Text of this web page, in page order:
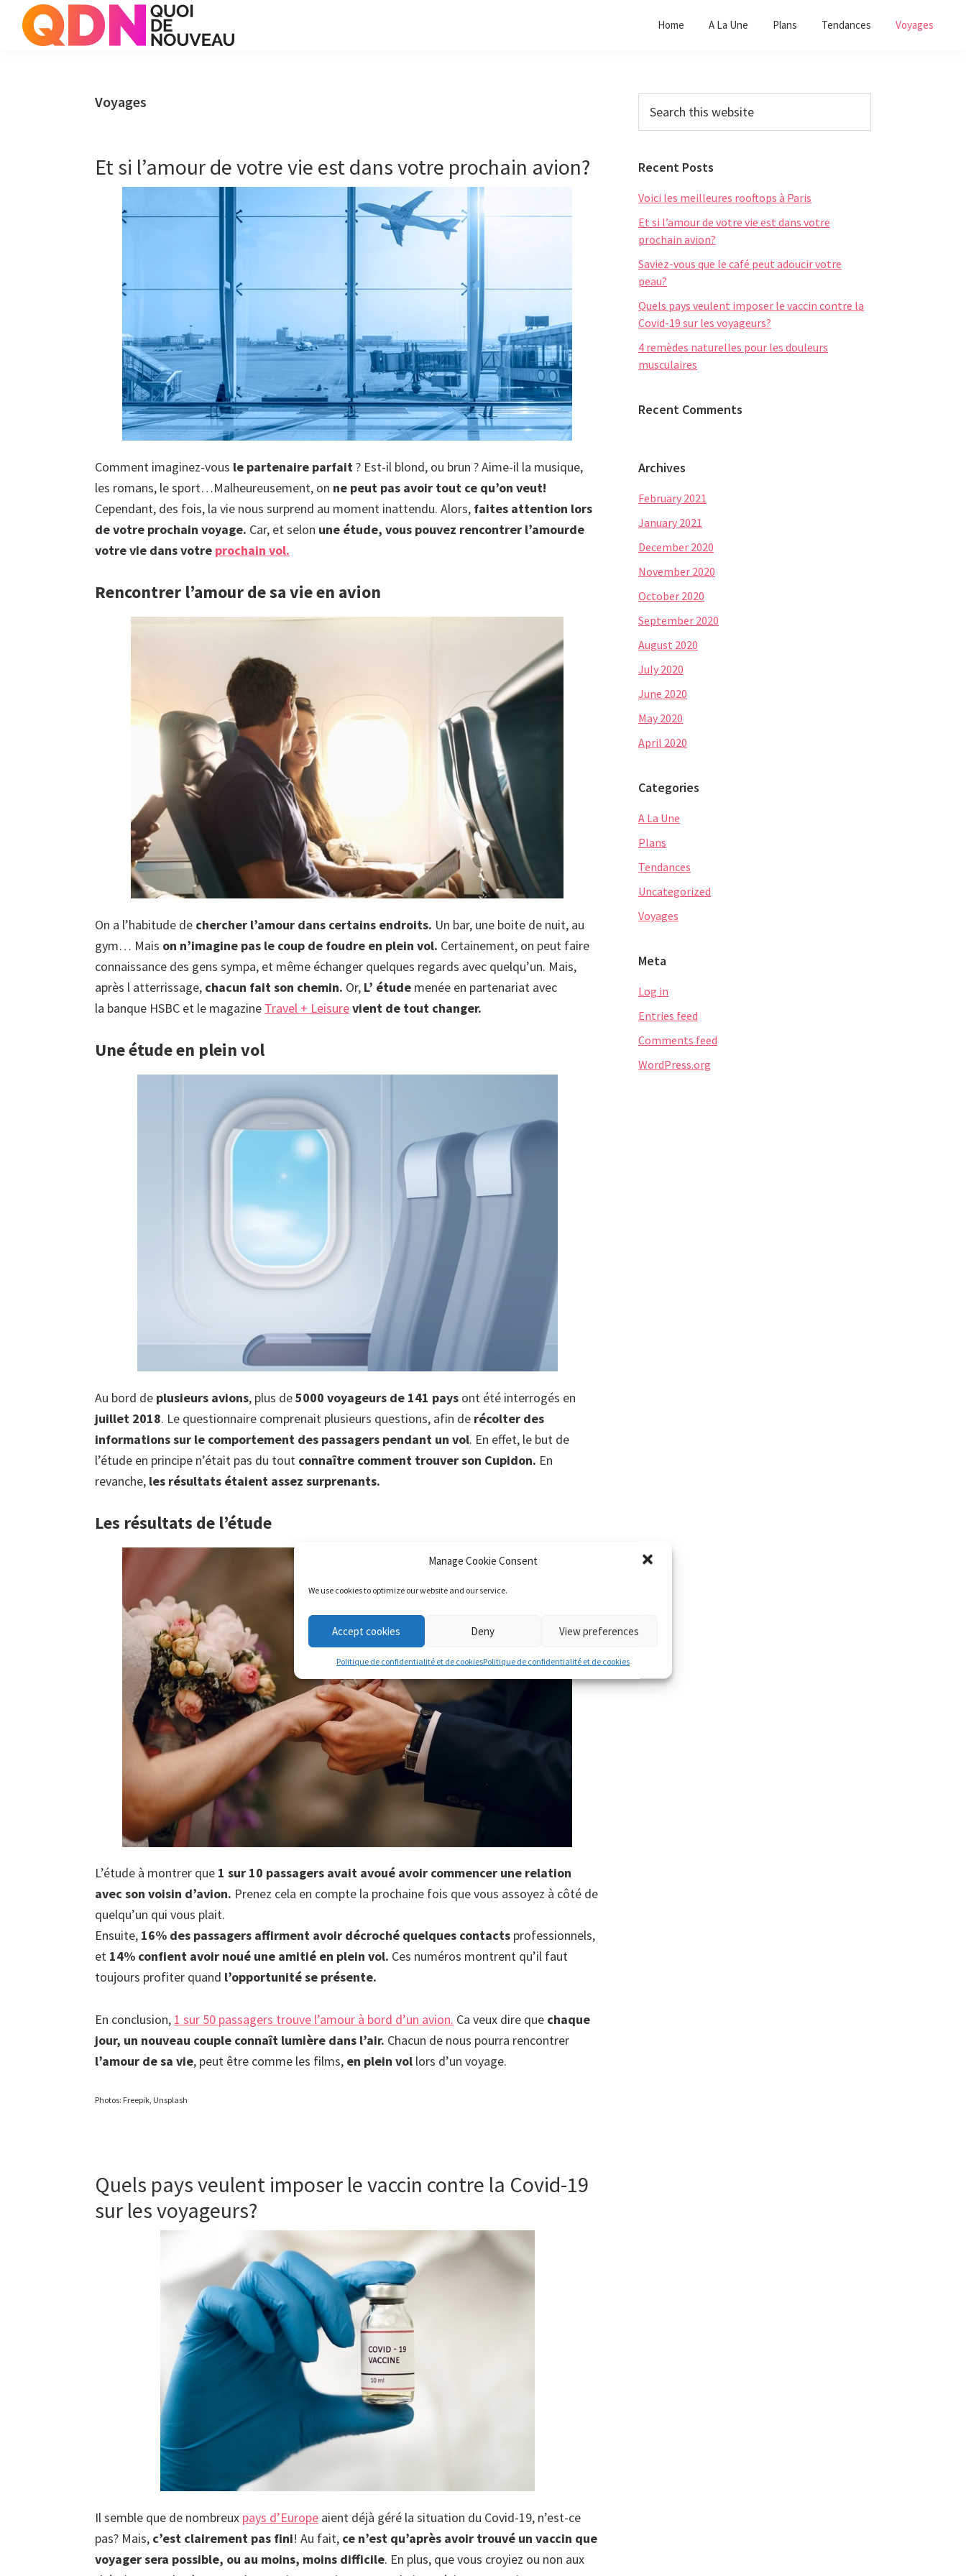
Manage Cookie Consent
We use cookies to optimize our website and our service.
Accept cookies Deny View preferences
Politique de confidentialité et de cookiesPolitique de confidentialité et de cookies
Home A La Une Plans Tendances Voyages
Voyages
Et si l’amour de votre vie est dans votre prochain avion?
Comment imaginez-vous le partenaire parfait ? Est-il blond, ou brun ? Aime-il la musique,
les romans, le sport…Malheureusement, on ne peut pas avoir tout ce qu’on veut!
Cependant, des fois, la vie nous surprend au moment inattendu. Alors, faites attention lors
de votre prochain voyage. Car, et selon une étude, vous pouvez rencontrer l’amourde
votre vie dans votre prochain vol.
Rencontrer l’amour de sa vie en avion
On a l’habitude de chercher l’amour dans certains endroits. Un bar, une boite de nuit, au
gym… Mais on n’imagine pas le coup de foudre en plein vol. Certainement, on peut faire
connaissance des gens sympa, et même échanger quelques regards avec quelqu’un. Mais,
après l atterrissage, chacun fait son chemin. Or, L’ étude menée en partenariat avec
la banque HSBC et le magazine Travel + Leisurevient de tout changer.
Une étude en plein vol
Au bord de plusieurs avions, plus de5000 voyageurs de 141 pays ont été interrogés en
juillet 2018. Le questionnaire comprenait plusieurs questions, afin de récolter des
informations sur le comportement des passagers pendant un vol. En effet, le but de
l’étude en principe n’était pas du tout connaître comment trouver son Cupidon. En
revanche, les résultats étaient assez surprenants.
Les résultats de l’étude
L’étude à montrer que 1 sur 10 passagers avait avoué avoir commencer une relation
avec son voisin d’avion. Prenez cela en compte la prochaine fois que vous assoyez à côté de
quelqu’un qui vous plait.
Ensuite, 16% des passagers affirment avoir décroché quelques contacts professionnels,
et 14% confient avoir noué une amitié en plein vol. Ces numéros montrent qu’il faut
toujours profiter quand l’opportunité se présente.
En conclusion, 1 sur 50 passagers trouve l’amour à bord d’un avion. Ca veux dire que chaque
jour, un nouveau couple connaît lumière dans l’air. Chacun de nous pourra rencontrer
l’amour de sa vie, peut être comme les films, en plein vol lors d’un voyage.
Photos: Freepik, Unsplash
Quels pays veulent imposer le vaccin contre la Covid-19
sur les voyageurs?
Il semble que de nombreux pays d’Europe aient déjà géré la situation du Covid-19, n’est-ce
pas? Mais, c’est clairement pas fini! Au fait, ce n’est qu’après avoir trouvé un vaccin que
voyager sera possible, ou au moins, moins difficile. En plus, que vous croyiez ou non aux
Primary
Sidebar
this
Recent Posts
Voici les meilleures rooftops à Paris
Et si l’amour de votre vie est dans votre
prochain avion?
Saviez-vous que le café peut adoucir votre
peau?
Quels pays veulent imposer le vaccin contre la
Covid-19 sur les voyageurs?
4 remèdes naturelles pour les douleurs
musculaires
Recent Comments
Archives
February 2021
January 2021
December 2020
November 2020
October 2020
September 2020
August 2020
July 2020
June 2020
May 2020
April 2020
Categories
A La Une
Plans
Tendances
Uncategorized
Voyages
Meta
Log in
Entries feed
Comments feed
WordPress.org